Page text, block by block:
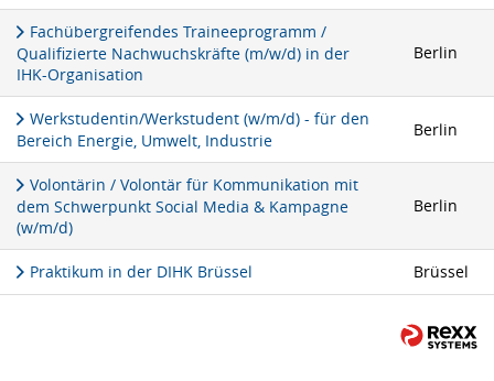
Fachübergreifendes Traineeprogramm /
Qualifizierte Nachwuchskräfte (m/w/d) in der
IHK-Organisation
Berlin
Werkstudentin/Werkstudent (w/m/d) - für den
Bereich Energie, Umwelt, Industrie
Berlin
Volontärin / Volontär für Kommunikation mit
dem Schwerpunkt Social Media & Kampagne
(w/m/d)
Berlin
Praktikum in der DIHK Brüssel Brüssel